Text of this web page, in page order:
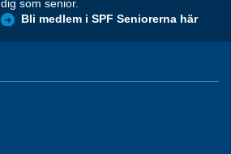
dig som senior.
Bli medlem i SPF Seniorerna här